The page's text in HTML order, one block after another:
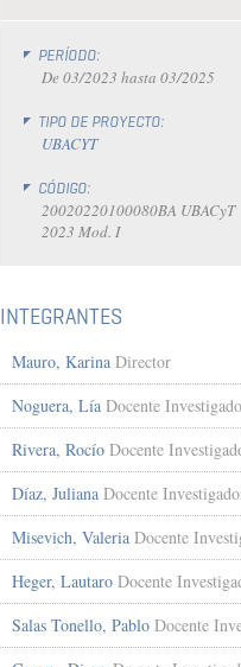
PERÍODO:
De 03/2023 hasta 03/2025
TIPO DE PROYECTO:
UBACYT
CÓDIGO:
20020220100080BA UBACyT
2023 Mod. I
INTEGRANTES
Mauro, Karina Director
Noguera, Lía Docente
Rivera, Rocío Docente
Díaz, Juliana Docente
Misevich, Valeria Docente
Heger, Lautaro Docente
Salas Tonello, Pablo Docente